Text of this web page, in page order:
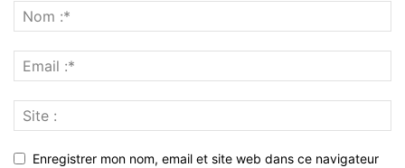
Enregistrer mon nom, email et site web dans ce navigateur